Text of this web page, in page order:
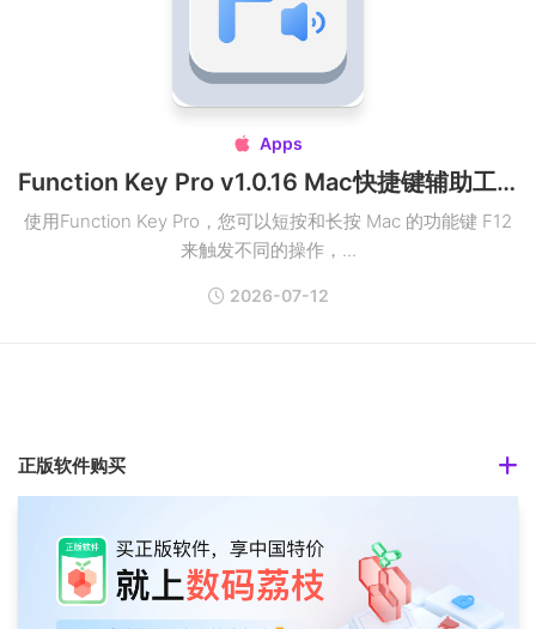
 Apps
Function Key Pro v1.0.16 Mac快捷键辅助工具
使用Function Key Pro，您可以短按和长按 Mac 的功能键 F12
来触发不同的操作，...
2026-07-12
正版软件购买